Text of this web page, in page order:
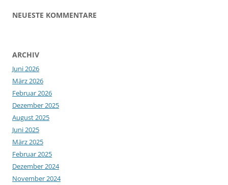
NEUESTE KOMMENTARE
ARCHIV
Juni 2026
März 2026
Februar 2026
Dezember 2025
August 2025
Juni 2025
März 2025
Februar 2025
Dezember 2024
November 2024